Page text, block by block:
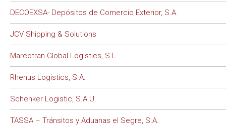
DECOEXSA- Depósitos de Comercio Exterior, S.A.
JCV Shipping & Solutions
Marcotran Global Logistics, S.L.
Rhenus Logistics, S.A.
Schenker Logistic, S.A.U.
TASSA – Tránsitos y Aduanas el Segre, S.A.